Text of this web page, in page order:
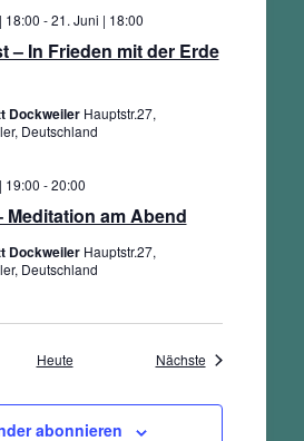
– In Frieden mit der Erde
18:00 -21. Juni | 18:00
Dockweiler Hauptstr.27,
Deutschland
Meditation am Abend
19:00 -20:00
Dockweiler Hauptstr.27,
Deutschland
Heute NächsteVeranstaltungen
abonnieren